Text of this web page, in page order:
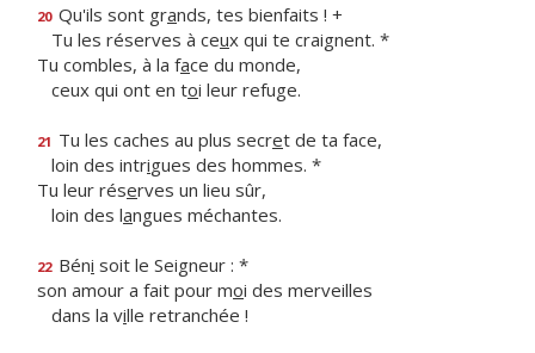
20 Qu'ils sont grands, tes bienfaits ! +
Tu les réserves à ceux qui te craignent. *
Tu combles, à la face du monde,
ceux qui ont en toi leur refuge.
21 Tu les caches au plus secret de ta face,
loin des intrigues des hommes. *
Tu leur réserves un lieu sûr,
loin des langues méchantes.
22 Béni soit le Seigneur : *
son amour a fait pour moi des merveilles
dans la ville retranchée !